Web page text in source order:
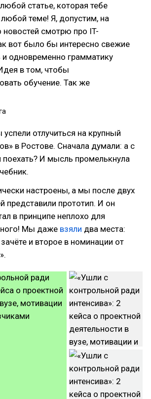
статье, которая тебе
теме! Я, допустим, на
новостей смотрю про IT-
вот было бы интересно свежие
и одновременно грамматику
в том, чтобы
обучение. Так же
отлучиться на крупный
в Ростове. Сначала думали: а с
И мысль промелькнула
настроены, а мы после двух
представили прототип. И он
в принципе неплохо для
Мы даже взяли два места:
и второе в номинации от